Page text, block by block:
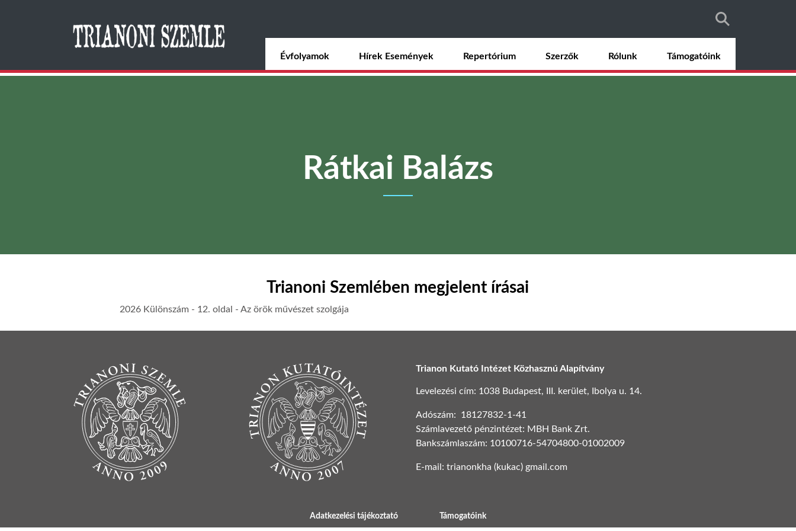
tartalomra
Évfolyamok Hírek Események Repertórium Szerzők Rólunk Támogatóink
Rátkai Balázs
Trianoni Szemlében megjelent írásai
2026 Különszám - 12. oldal - Az örök művészet szolgája
Trianon Kutató Intézet Közhasznú Alapítvány
Levelezési cím: 1038 Budapest, III. kerület, Ibolya u. 14.
Adószám: 18127832-1-41
Számlavezető pénzintézet: MBH Bank Zrt.
Bankszámlaszám: 10100716-54704800-01002009
E-mail: trianonkha (kukac) gmail.com
Adatkezelési tájékoztató Támogatóink